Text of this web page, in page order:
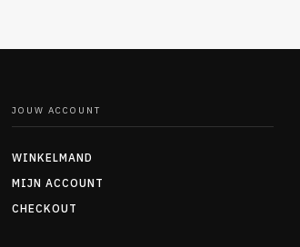
JOUW ACCOUNT
WINKELMAND
MIJN ACCOUNT
CHECKOUT